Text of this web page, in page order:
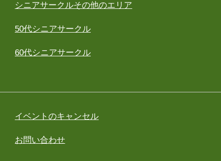
シニアサークルその他のエリア
50代シニアサークル
60代シニアサークル
イベントのキャンセル
お問い合わせ